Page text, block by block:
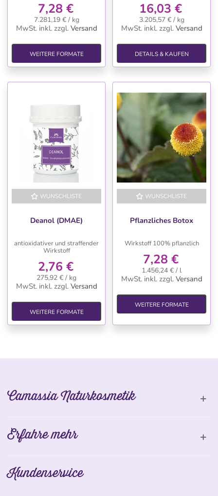
7,28 €
7.281,19 € / kg
MwSt. inkl. zzgl. Versand
WEITERE FORMATE
16,03 €
3.205,57 € / kg
MwSt. inkl. zzgl. Versand
DETAILS & KAUFEN
WUNSCHLISTE
Deanol (DMAE)
antioxidativer und straffender
Wirkstoff
2,76 €
275,92 € / kg
MwSt. inkl. zzgl. Versand
WEITERE FORMATE
WUNSCHLISTE
Pflanzliches Botox
Wirkstoff 100% pflanzlich
7,28 €
1.456,24 € / l
MwSt. inkl. zzgl. Versand
WEITERE FORMATE
Camassia Naturkosmetik
Erfahre mehr
Kundenservice